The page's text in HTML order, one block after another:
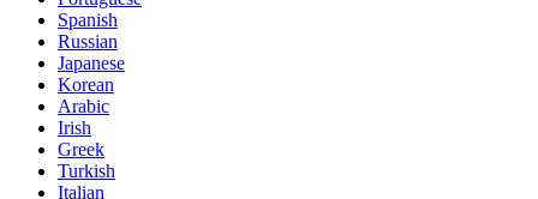
Spanish
Russian
Japanese
Korean
Arabic
Irish
Greek
Turkish
Italian